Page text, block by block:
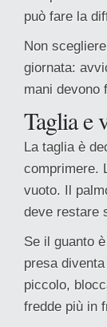
può fare la
Non
giornata:
mani devono
Taglia e
La taglia è
comprimere.
vuoto. Il
deve restare
Se il guanto
presa
piccolo,
fredde più in